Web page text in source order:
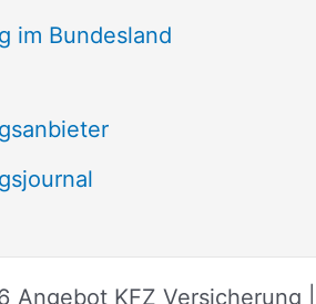
im Bundesland
KFZ Versicherung |